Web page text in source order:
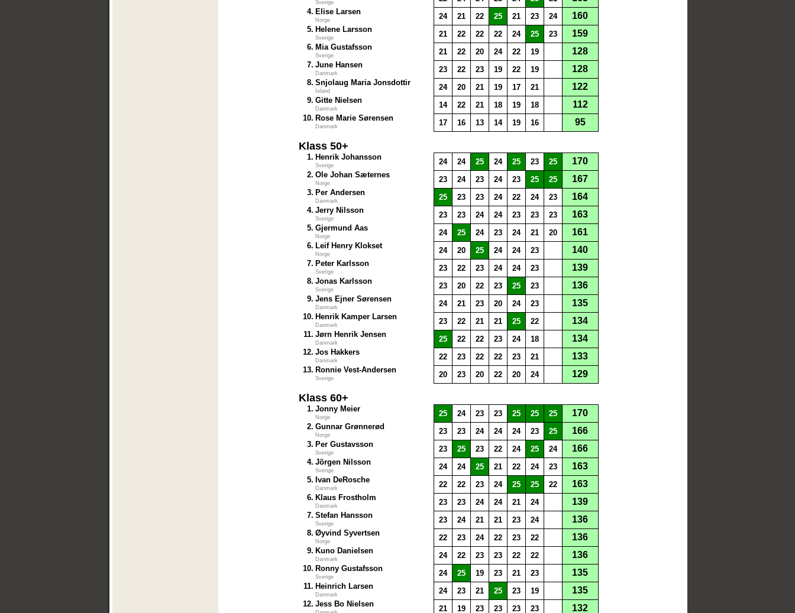
Sverige
4. Elise Larsen
Norge 24 21 22 25 21 23 24 160
5. Helene Larsson
Sverige 21 22 22 22 24 25 23 159
6. Mia Gustafsson
Sverige 21 22 20 24 22 19 128
7. June Hansen
Danmark 23 22 23 19 22 19 128
8. Snjolaug Maria Jonsdottir
Island 24 20 21 19 17 21 122
9. Gitte Nielsen
Danmark 14 22 21 18 19 18 112
10. Rose Marie Sørensen
Danmark 17 16 13 14 19 16 95
Klass 50+
1. Henrik Johansson
Sverige 24 24 25 24 25 23 25 170
2. Ole Johan Sæternes
Norge 23 24 23 24 23 25 25 167
3. Per Andersen
Danmark 25 23 23 24 22 24 23 164
4. Jerry Nilsson
Sverige 23 23 24 24 23 23 23 163
5. Gjermund Aas
Norge 24 25 24 23 24 21 20 161
6. Leif Henry Klokset
Norge 24 20 25 24 24 23 140
7. Peter Karlsson
Sverige 23 22 23 24 24 23 139
8. Jonas Karlsson
Sverige 23 20 22 23 25 23 136
9. Jens Ejner Sørensen
Danmark 24 21 23 20 24 23 135
10. Henrik Kamper Larsen
Danmark 23 22 21 21 25 22 134
11. Jørn Henrik Jensen
Danmark 25 22 22 23 24 18 134
12. Jos Hakkers
Danmark 22 23 22 22 23 21 133
13. Ronnie Vest-Andersen
Sverige 20 23 20 22 20 24 129
Klass 60+
1. Jonny Meier
Norge 25 24 23 23 25 25 25 170
2. Gunnar Grønnerød
Norge 23 23 24 24 24 23 25 166
3. Per Gustavsson
Sverige 23 25 23 22 24 25 24 166
4. Jörgen Nilsson
Sverige 24 24 25 21 22 24 23 163
5. Ivan DeRosche
Danmark 22 22 23 24 25 25 22 163
6. Klaus Frostholm
Danmark 23 23 24 24 21 24 139
7. Stefan Hansson
Sverige 23 24 21 21 23 24 136
8. Øyvind Syvertsen
Norge 22 23 24 22 23 22 136
9. Kuno Danielsen
Danmark 24 22 23 23 22 22 136
10. Ronny Gustafsson
Sverige 24 25 19 23 21 23 135
11. Heinrich Larsen
Danmark 24 23 21 25 23 19 135
12. Jess Bo Nielsen
21 19 23 23 23 23 132